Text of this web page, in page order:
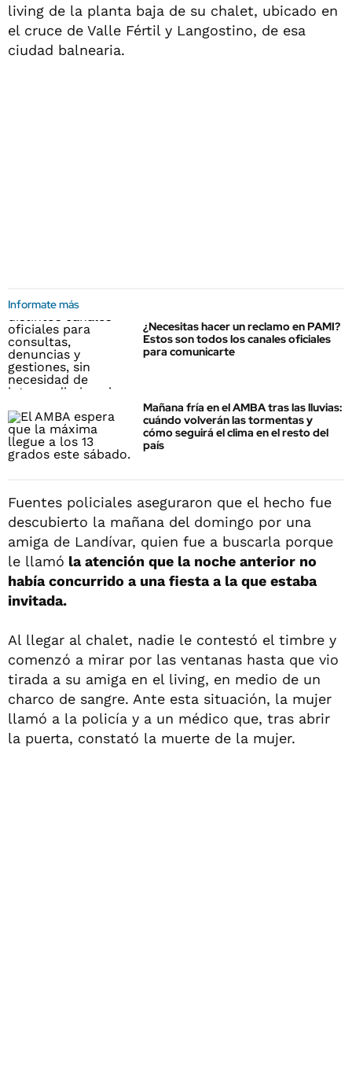
living de la planta baja de su chalet, ubicado en
el cruce de Valle Fértil y Langostino, de esa
ciudad balnearia.
Informate más
¿Necesitas hacer un reclamo en PAMI?
Estos son todos los canales oficiales
para comunicarte
Mañana fría en el AMBA tras las lluvias:
cuándo volverán las tormentas y
cómo seguirá el clima en el resto del
país
Fuentes policiales aseguraron que el hecho fue
descubierto la mañana del domingo por una
amiga de Landívar, quien fue a buscarla porque
le llamó la atención que la noche anterior no
había concurrido a una fiesta a la que estaba
invitada.
Al llegar al chalet, nadie le contestó el timbre y
comenzó a mirar por las ventanas hasta que vio
tirada a su amiga en el living, en medio de un
charco de sangre. Ante esta situación, la mujer
llamó a la policía y a un médico que, tras abrir
la puerta, constató la muerte de la mujer.